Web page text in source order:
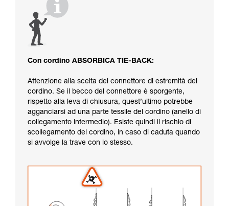
Con cordino ABSORBICA TIE-BACK:
Attenzione alla scelta del connettore di estremità del
cordino. Se il becco del connettore è sporgente,
rispetto alla leva di chiusura, quest’ultimo potrebbe
agganciarsi ad una parte tessile del cordino (anello di
collegamento intermedio). Esiste quindi il rischio di
scollegamento del cordino, in caso di caduta quando
si avvolge la trave con lo stesso.